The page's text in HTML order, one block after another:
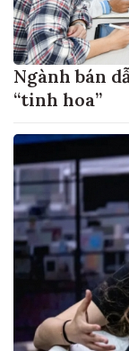
Ngành bán
“tinh hoa”